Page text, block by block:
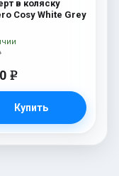
в коляску
Cosy White Grey
e
Купить